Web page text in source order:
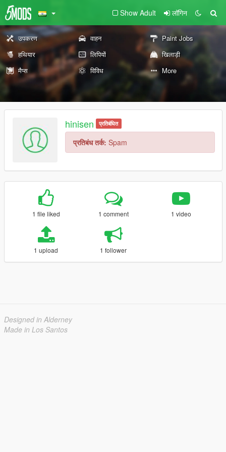
Show Adult लॉगिन
उपकरण वाहन
Paint Jobs
हथियार
लिपियों
खिलाड़ी
मैप्स
विविध More
hinisen प्रतिबंधित
प्रतिबंध तर्क: Spam
1 file liked 1 comment 1 video
1 upload 1 follower
Designed in Alderney
Made in Los Santos